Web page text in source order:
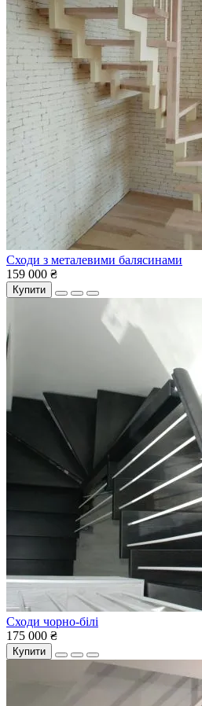
Сходи з металевими балясинами
159 000 ₴
Купити
Сходи чорно-білі
175 000 ₴
Купити